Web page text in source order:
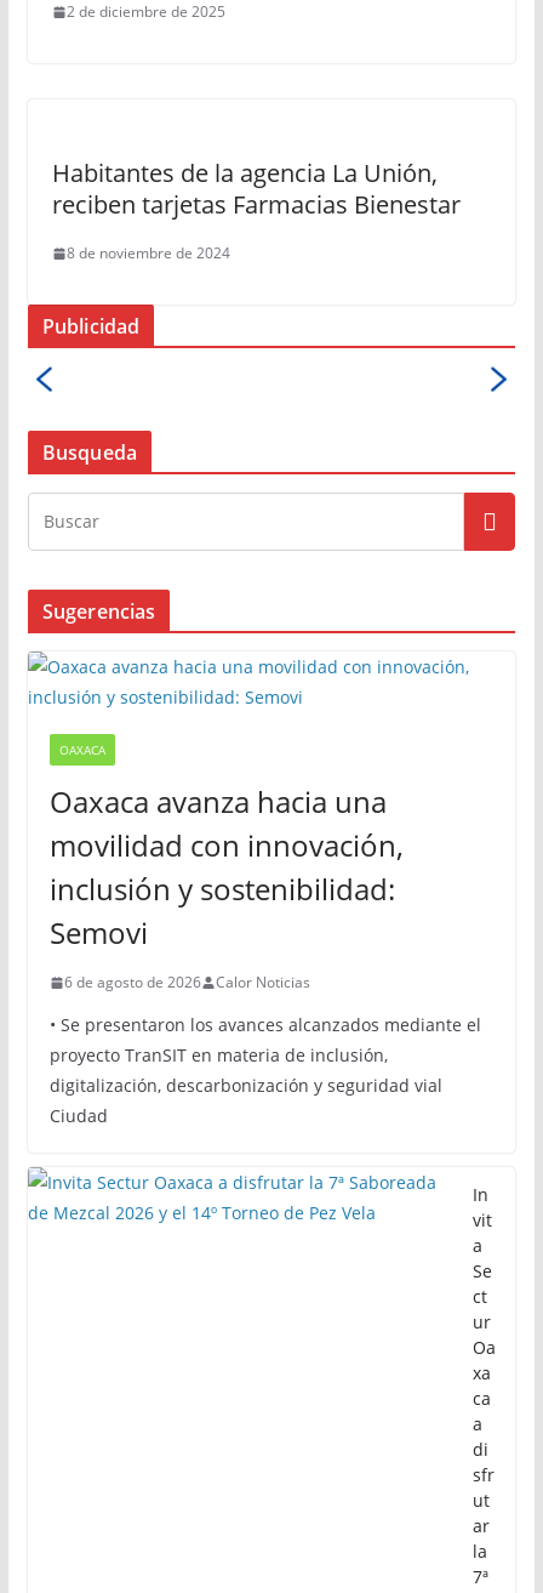
2 de diciembre de 2025
Habitantes de la agencia La Unión,
reciben tarjetas Farmacias Bienestar
8 de noviembre de 2024
Publicidad
Busqueda
Sugerencias
OAXACA
Oaxaca avanza hacia una
movilidad con innovación,
inclusión y sostenibilidad:
Semovi
• Se presentaron los avances alcanzados mediante el
In
vit
a
Se
ct
ur
Oa
xa
ca